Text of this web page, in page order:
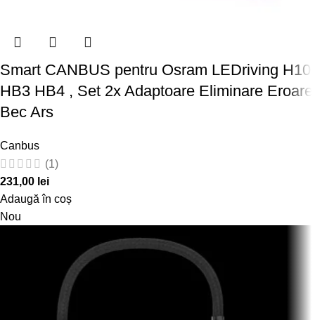
Smart CANBUS pentru Osram LEDriving H10
HB3 HB4 , Set 2x Adaptoare Eliminare Eroare
Bec Ars
Canbus
(1)
231,00 lei
Adaugă în coș
Nou